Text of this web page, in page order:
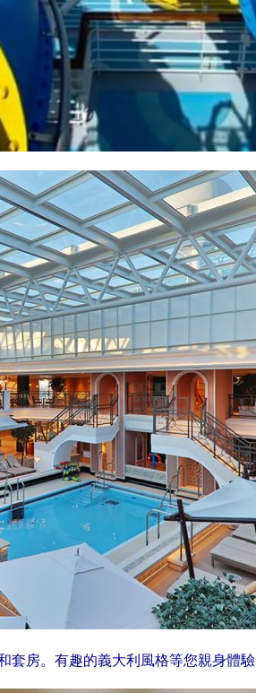
套房。有趣的義大利風格等您親身體驗